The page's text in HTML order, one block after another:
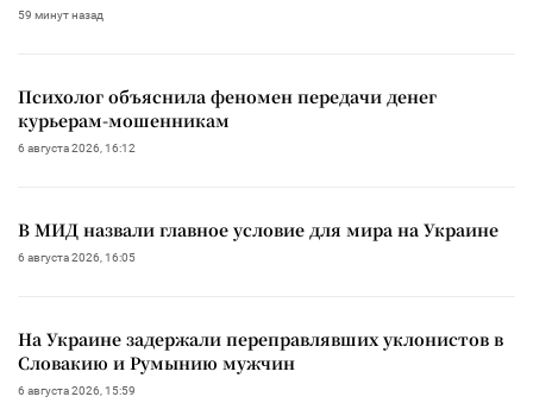
59 минут назад
Психолог объяснила феномен передачи денег
курьерам-мошенникам
6 августа 2026, 16:12
В МИД назвали главное условие для мира на Украине
6 августа 2026, 16:05
На Украине задержали переправлявших уклонистов в
Словакию и Румынию мужчин
6 августа 2026, 15:59